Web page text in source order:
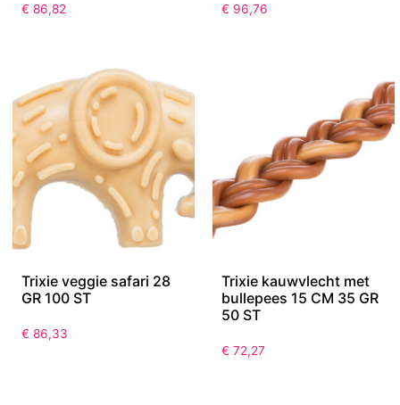
€ 86,82 € 96,76
Trixie veggie safari 28
GR 100 ST
€ 86,33
Trixie kauwvlecht met
bullepees 15 CM 35 GR
50 ST
€ 72,27